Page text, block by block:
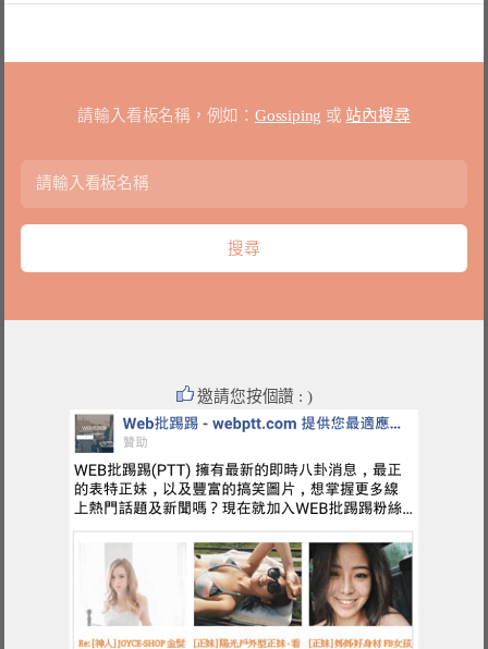
請輸入看板名稱，例如：Gossiping 或 站內搜尋
邀請您按個讚 : )